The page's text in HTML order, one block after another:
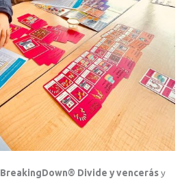
BreakingDown® Divide y vencerásy